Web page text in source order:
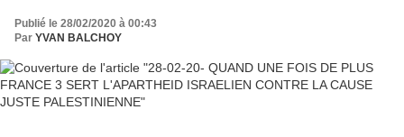
Publié le 28/02/2020 à 00:43
Par YVAN BALCHOY